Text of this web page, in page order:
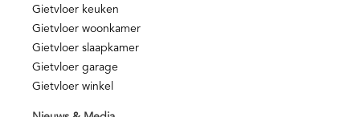
Gietvloer keuken
Gietvloer woonkamer
Gietvloer slaapkamer
Gietvloer garage
Gietvloer winkel